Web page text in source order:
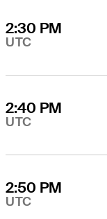
2:30 PM
UTC
2:40 PM
UTC
2:50 PM
UTC